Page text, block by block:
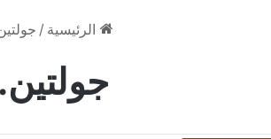
الرئيسية /
جولتين.